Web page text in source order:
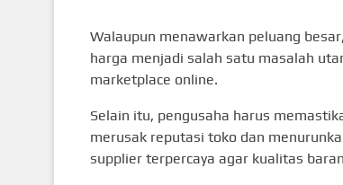
Walaupun menawarkan peluang
harga menjadi salah satu masalah
marketplace online.
Selain itu, pengusaha harus
merusak reputasi toko dan
supplier terpercaya agar kualitas